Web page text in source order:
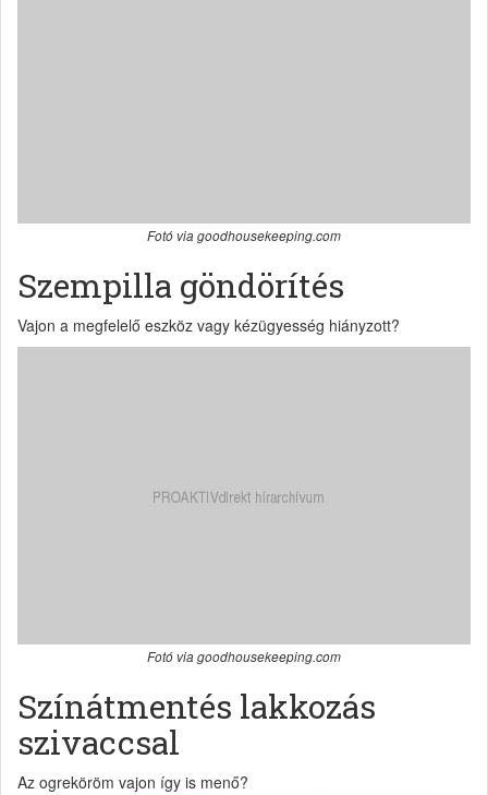
Fotó via goodhousekeeping.com
Szempilla göndörítés
Vajon a megfelelő eszköz vagy kézügyesség hiányzott?
Fotó via goodhousekeeping.com
Színátmentés lakkozás
szivaccsal
Az ogreköröm vajon így is menő?